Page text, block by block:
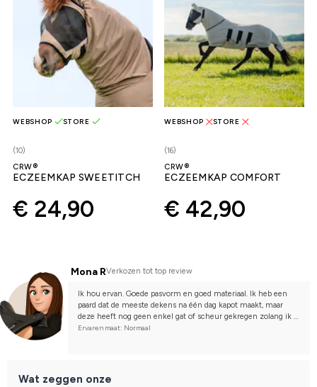
(10)
WEBSHOP STORE
CRW®
ECZEEMKAP SWEETITCH
€ 24,90
(16)
WEBSHOP STORE
CRW®
ECZEEMKAP COMFORT
€ 42,90
Mona RVerkozen tot top review
Ik hou ervan. Goede pasvorm en goed materiaal. Ik heb een
paard dat de meeste dekens na één dag kapot maakt, maar
deze heeft nog geen enkel gat of scheur gekregen zolang ik
hem heb.
Ervaren maat: Normaal
Wat zeggen onze